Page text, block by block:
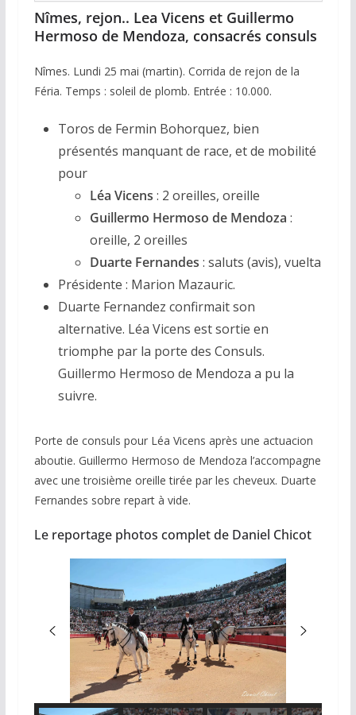
Nîmes, rejon.. Lea Vicens et Guillermo
Hermoso de Mendoza, consacrés consuls
Nîmes. Lundi 25 mai (martin). Corrida de rejon de la
Féria. Temps : soleil de plomb. Entrée : 10.000.
Toros de Fermin Bohorquez, bien
présentés manquant de race, et de mobilité
pour
Léa Vicens : 2 oreilles, oreille
Guillermo Hermoso de Mendoza :
oreille, 2 oreilles
Duarte Fernandes : saluts (avis), vuelta
Présidente : Marion Mazauric.
Duarte Fernandez confirmait son
alternative. Léa Vicens est sortie en
triomphe par la porte des Consuls.
Guillermo Hermoso de Mendoza a pu la
suivre.
Porte de consuls pour Léa Vicens après une actuacion
aboutie. Guillermo Hermoso de Mendoza l’accompagne
avec une troisième oreille tirée par les cheveux. Duarte
Fernandes sobre repart à vide.
Le reportage photos complet de Daniel Chicot